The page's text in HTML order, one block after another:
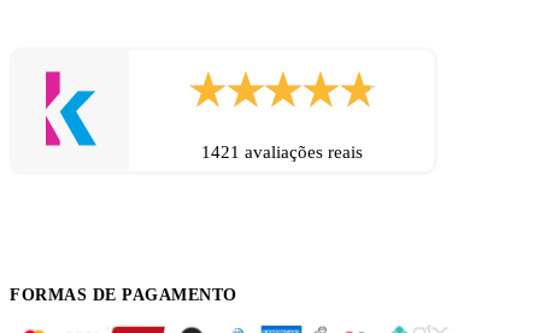
1421 avaliações reais
FORMAS DE PAGAMENTO